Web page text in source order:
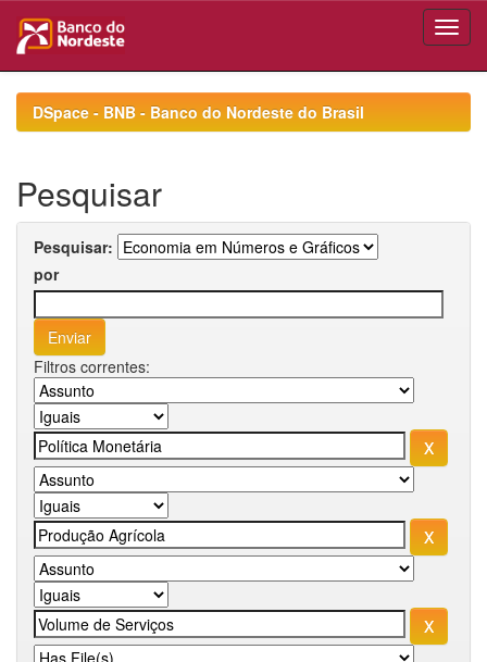
navigationDSpace - BNB - Banco do Nordeste do Brasil
Pesquisar
Pesquisar:
por
Filtros correntes: